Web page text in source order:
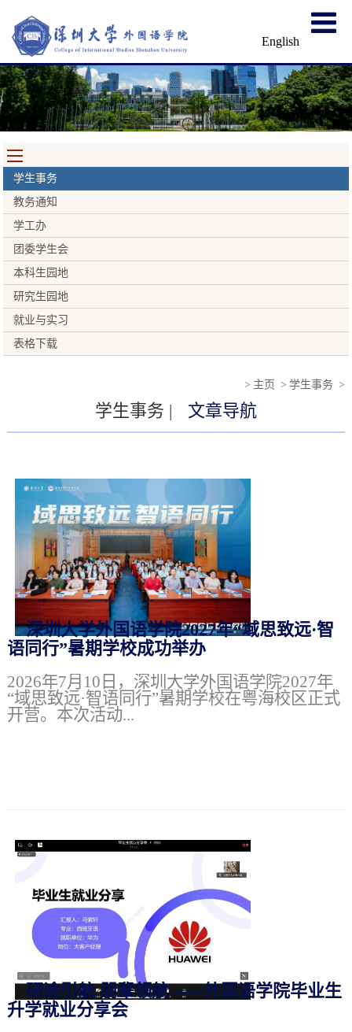
English
学生事务
教务通知
学工办
团委学生会
本科生园地
研究生园地
就业与实习
表格下载
> 主页 > 学生事务 >
学生事务 | 文章导航
深圳大学外国语学院2027年“域思致远·智
语同行”暑期学校成功举办
2026年7月10日，深圳大学外国语学院2027年
“域思致远·智语同行”暑期学校在粤海校区正式
开营。本次活动...
研途引航 朋辈领航——外国语学院毕业生
升学就业分享会